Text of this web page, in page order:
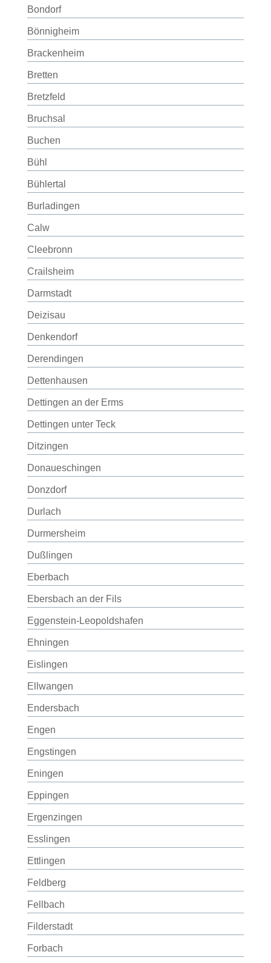
Bondorf
Bönnigheim
Brackenheim
Bretten
Bretzfeld
Bruchsal
Buchen
Bühl
Bühlertal
Burladingen
Calw
Cleebronn
Crailsheim
Darmstadt
Deizisau
Denkendorf
Derendingen
Dettenhausen
Dettingen an der Erms
Dettingen unter Teck
Ditzingen
Donaueschingen
Donzdorf
Durlach
Durmersheim
Dußlingen
Eberbach
Ebersbach an der Fils
Eggenstein-Leopoldshafen
Ehningen
Eislingen
Ellwangen
Endersbach
Engen
Engstingen
Eningen
Eppingen
Ergenzingen
Esslingen
Ettlingen
Feldberg
Fellbach
Filderstadt
Forbach